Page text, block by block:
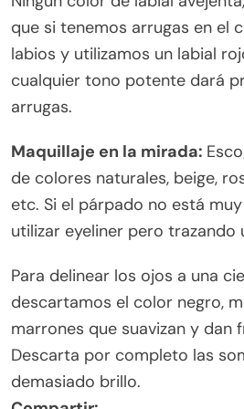
que si tenemos arrugas en el
labios y utilizamos un labial
cualquier tono potente dará
arrugas.
Maquillaje en la mirada:
de colores naturales, beige,
etc. Si el párpado no está
utilizar eyeliner pero trazando
Para delinear los ojos a una
descartamos el color negro,
marrones que suavizan y dan
Descarta por completo las
demasiado brillo.